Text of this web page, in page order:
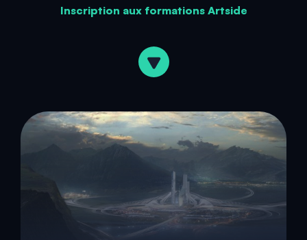
Inscription aux formations Artside